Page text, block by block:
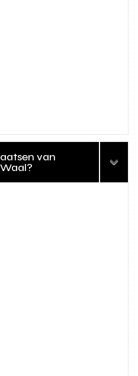
van